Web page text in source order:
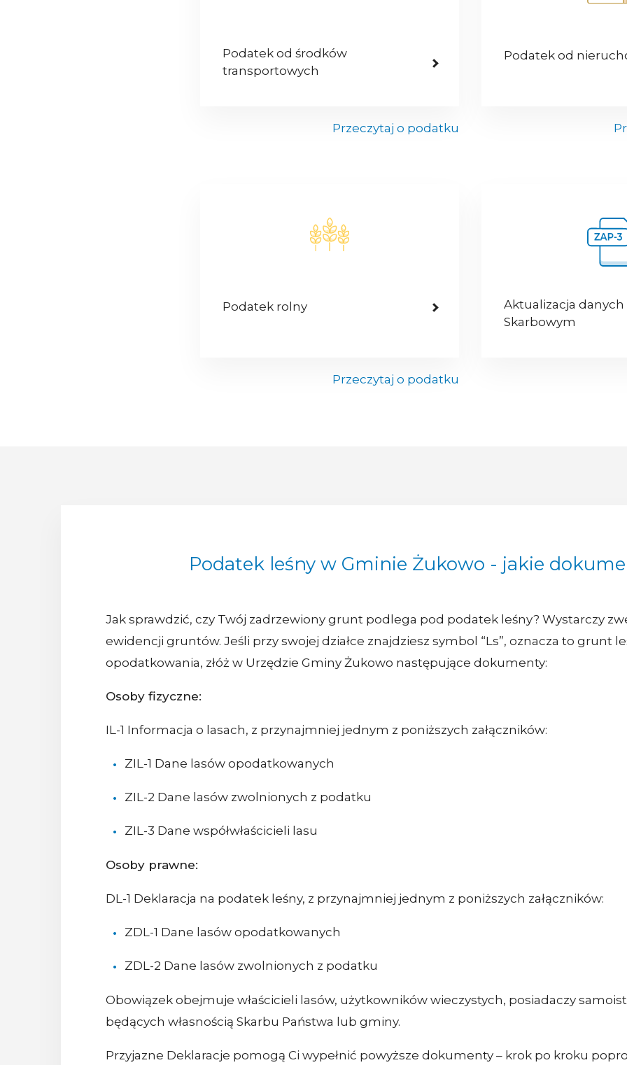
Podatek od środków
transportowych
Przeczytaj o podatku
Podatek od
Podatek rolny
Przeczytaj o podatku
Aktualizacja danych
Skarbowym
Podatek leśny w Gminie Żukowo - jakie
Jak sprawdzić, czy Twój zadrzewiony grunt podlega pod podatek leśny? Wystarczy
ewidencji gruntów. Jeśli przy swojej działce znajdziesz symbol “Ls”, oznacza to grunt
opodatkowania, złóż w Urzędzie Gminy Żukowo następujące dokumenty:
Osoby fizyczne:
IL-1 Informacja o lasach, z przynajmniej jednym z poniższych załączników:
ZIL-1 Dane lasów opodatkowanych
ZIL-2 Dane lasów zwolnionych z podatku
ZIL-3 Dane współwłaścicieli lasu
Osoby prawne:
DL-1 Deklaracja na podatek leśny, z przynajmniej jednym z poniższych załączników:
ZDL-1 Dane lasów opodatkowanych
ZDL-2 Dane lasów zwolnionych z podatku
Obowiązek obejmuje właścicieli lasów, użytkowników wieczystych, posiadaczy
będących własnością Skarbu Państwa lub gminy.
Przyjazne Deklaracje pomogą Ci wypełnić powyższe dokumenty – krok po kroku